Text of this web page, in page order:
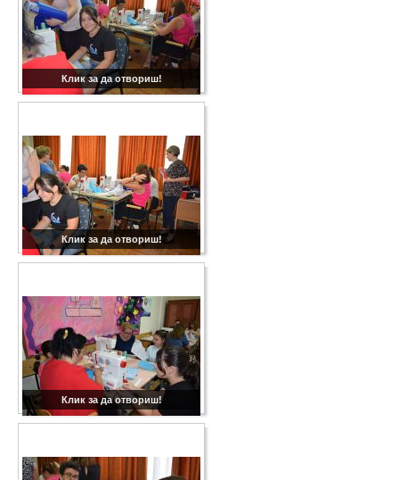
Клик за да отвориш!
Клик за да отвориш!
Клик за да отвориш!